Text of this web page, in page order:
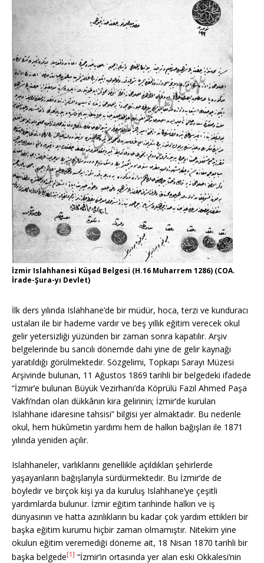
İzmir Islahhanesi Küşad Belgesi (H.16 Muharrem 1286) (COA.
İrade-Şura-yı Devlet)
İlk ders yılında Islahhane’de bir müdür, hoca, terzi ve kunduracı
ustaları ile bir hademe vardır ve beş yıllık eğitim verecek okul
gelir yetersizliği yüzünden bir zaman sonra kapatılır. Arşiv
belgelerinde bu sancılı dönemde dahi yine de gelir kaynağı
yaratıldığı görülmektedir. Sözgelimi, Topkapı Sarayı Müzesi
Arşivinde bulunan, 11 Ağustos 1869 tarihli bir belgedeki ifadede
“İzmir’e bulunan Büyük Vezirhanı’da Köprülü Fazıl Ahmed Paşa
Vakfı’ndan olan dükkânın kira gelirinin; İzmir’de kurulan
Islahhane idaresine tahsisi” bilgisi yer almaktadır. Bu nedenle
okul, hem hükûmetin yardımı hem de halkın bağışları ile 1871
yılında yeniden açılır.
Islahhaneler, varlıklarını genellikle açıldıkları şehirlerde
yaşayanların bağışlarıyla sürdürmektedir. Bu İzmir’de de
böyledir ve birçok kişi ya da kuruluş Islahhane’ye çeşitli
yardımlarda bulunur. İzmir eğitim tarihinde halkın ve iş
dünyasının ve hatta azınlıkların bu kadar çok yardım ettikleri bir
başka eğitim kurumu hiçbir zaman olmamıştır. Nitekim yine
okulun eğitim veremediği döneme ait, 18 Nisan 1870 tarihli bir
başka belgede[1] “İzmir’in ortasında yer alan eski Okkalesi’nin